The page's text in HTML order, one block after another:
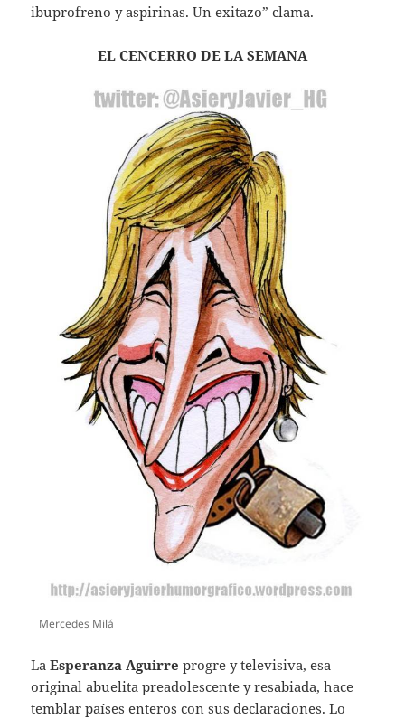
ibuprofreno y aspirinas. Un exitazo” clama.
EL CENCERRO DE LA SEMANA
Mercedes Milá
LaEsperanza Aguirreprogre y televisiva, esa
original abuelita preadolescente y resabiada, hace
temblar países enteros con sus declaraciones. Lo